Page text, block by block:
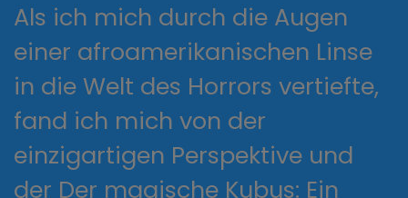
Als ich mich durch die Augen
einer afroamerikanischen Linse
in die Welt des Horrors vertiefte,
fand ich mich von der
einzigartigen Perspektive und
der Der magische Kubus: Ein